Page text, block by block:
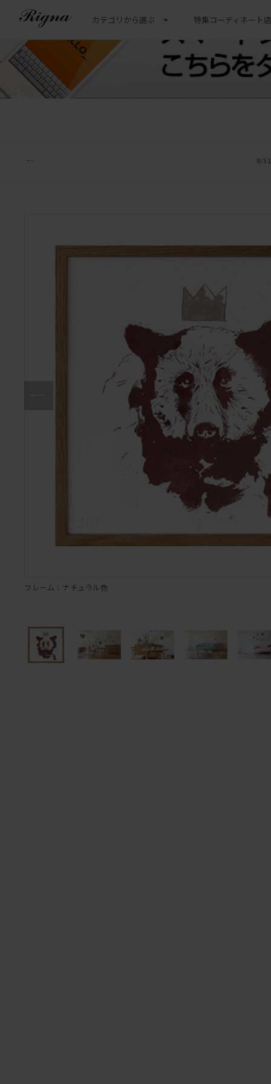
カテゴリから選ぶ 特集コーディネート
8/
フレーム：ナチュラル色